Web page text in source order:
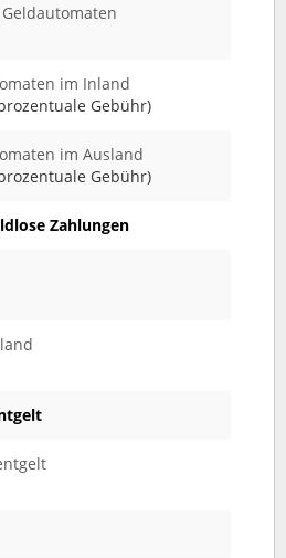
im Inland
Gebühr)
im Ausland
Gebühr)
Zahlungen